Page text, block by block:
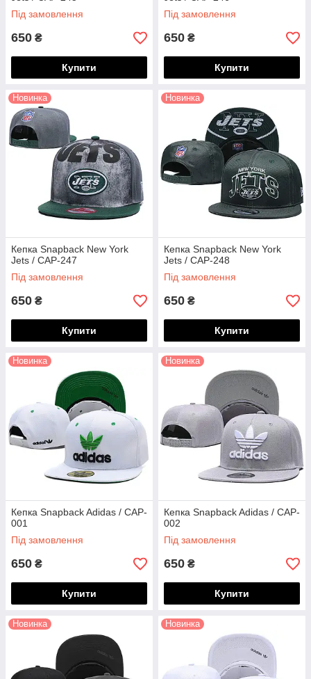
Під замовлення
650 ₴
Купити
Під замовлення
650 ₴
Купити
Новинка
Кепка Snapback New York
Jets / CAP-247
Під замовлення
650 ₴
Купити
Новинка
Кепка Snapback New York
Jets / CAP-248
Під замовлення
650 ₴
Купити
Новинка
Кепка Snapback Adidas / CAP-
001
Під замовлення
650 ₴
Купити
Новинка
Кепка Snapback Adidas / CAP-
002
Під замовлення
650 ₴
Купити
Новинка Новинка